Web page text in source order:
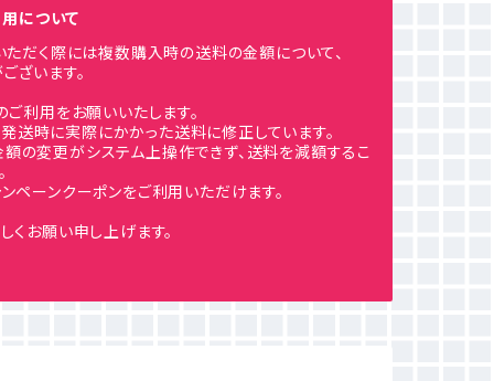
について
だく際には複数購入時の送料の金額について、
ざいます。
利用をお願いいたします。
送時に実際にかかった送料に修正しています。
の変更がシステム上操作できず、送料を減額するこ
ーンクーポンをご利用いただけます。
くお願い申し上げます。